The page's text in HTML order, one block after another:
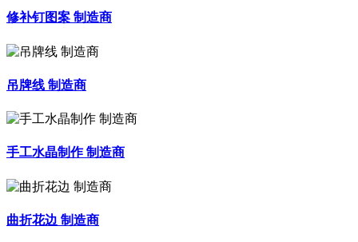
修补钉图案 制造商
吊牌线 制造商
手工水晶制作 制造商
曲折花边 制造商